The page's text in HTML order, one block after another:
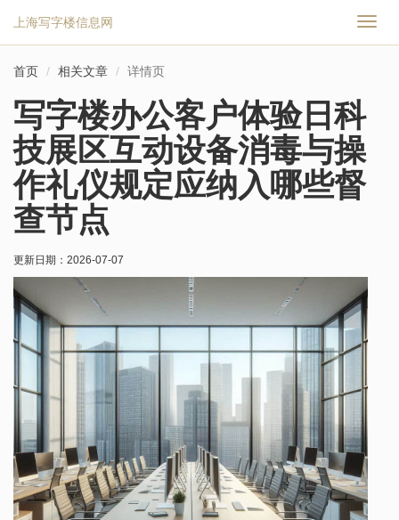
切
上海写字楼信息网
首页 相关文章 详情页
写字楼办公客户体验日科
技展区互动设备消毒与操
作礼仪规定应纳入哪些督
查节点
更新日期： 2026-07-07